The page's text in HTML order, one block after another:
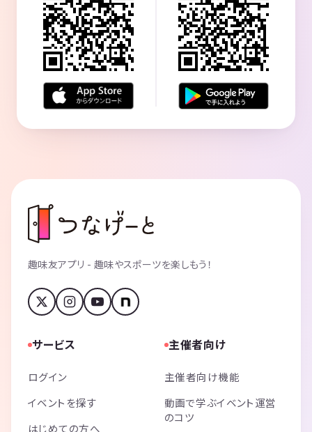
趣味友アプリ - 趣味やスポーツを楽しもう！
サービス
ログイン
イベントを探す
はじめての方へ
主催者向け
主催者向け機能
動画で学ぶイベント運営
のコツ